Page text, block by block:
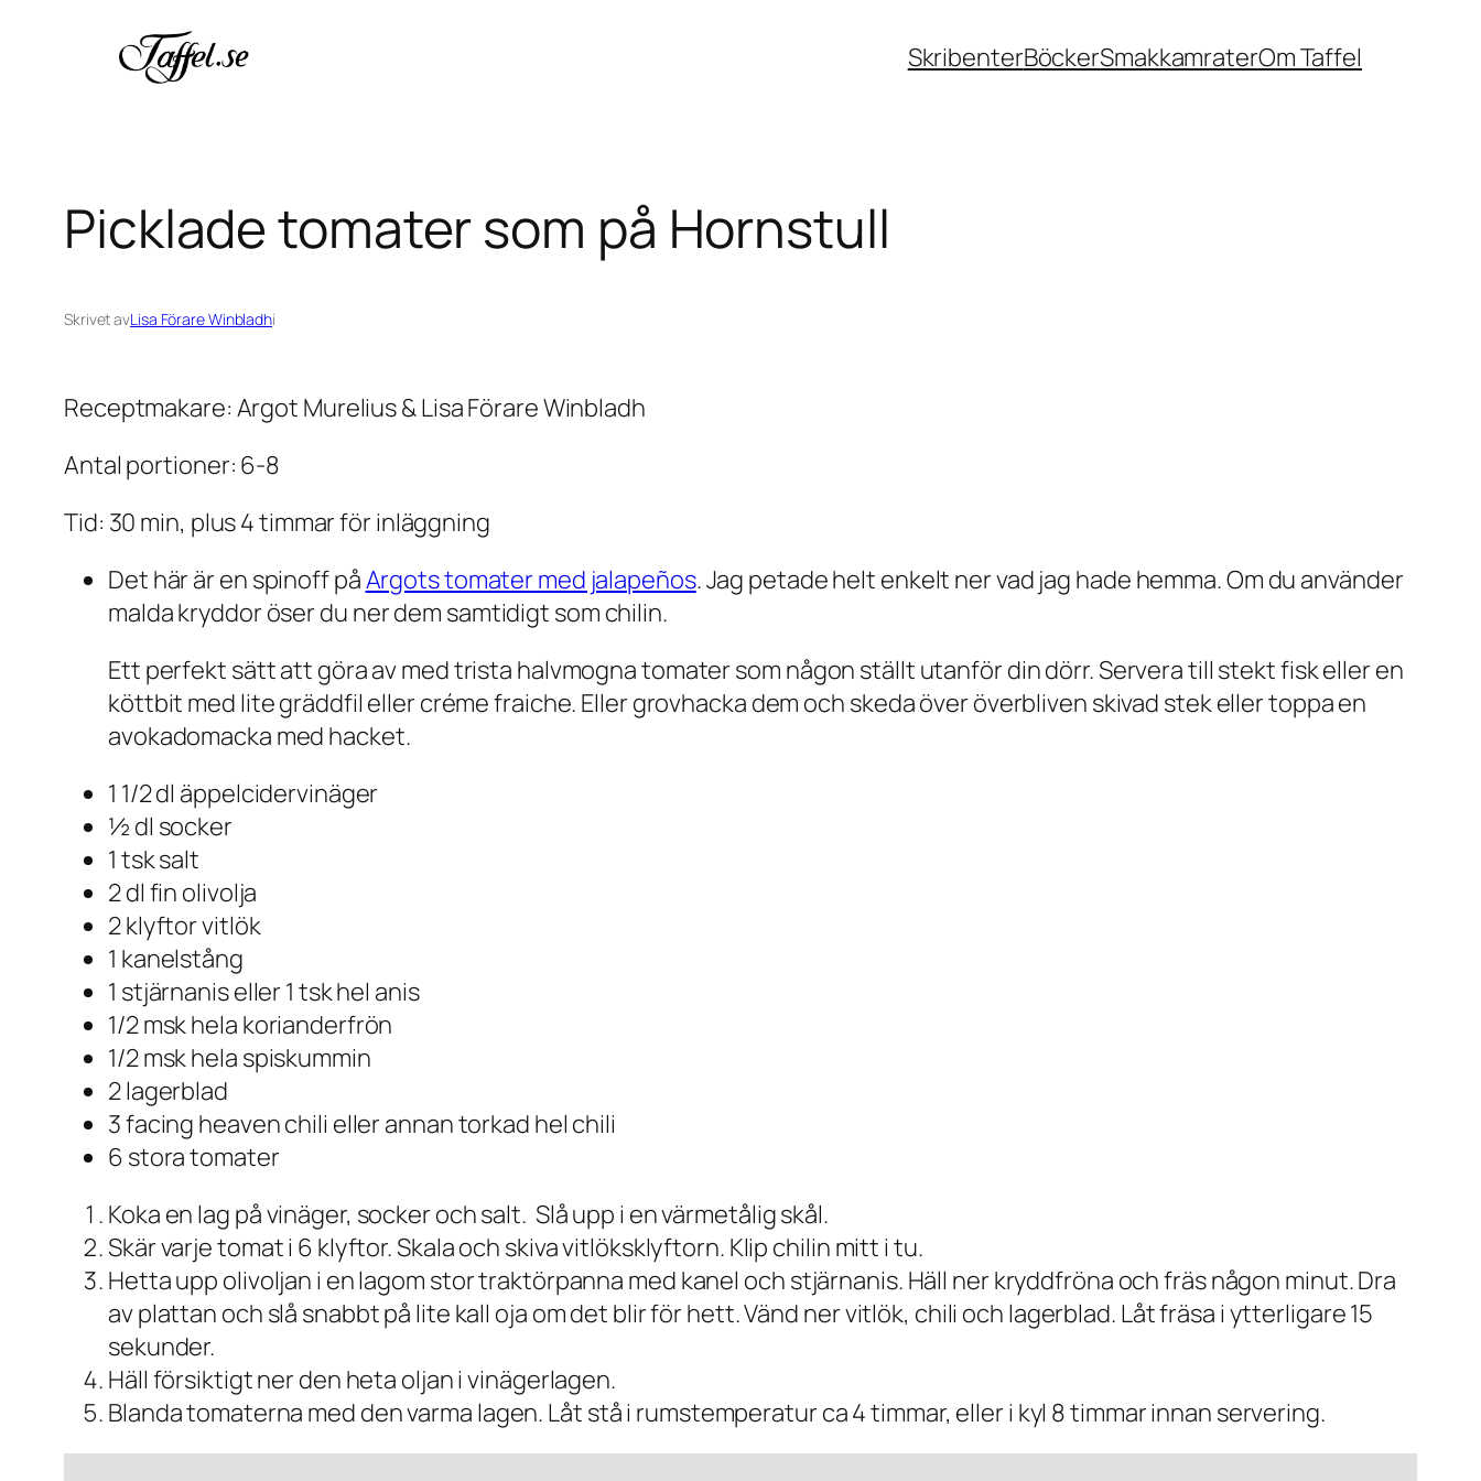
SkribenterBöckerSmakkamraterOm Taffel
Picklade tomater som på Hornstull
Skrivet avLisa Förare Winbladhi
Receptmakare: Argot Murelius & Lisa Förare Winbladh
Antal portioner: 6-8
Tid: 30 min, plus 4 timmar för inläggning
Det här är en spinoff påArgots tomater med jalapeños. Jag petade helt enkelt ner vad jag hade hemma. Om du använder
malda kryddor öser du ner dem samtidigt som chilin.
Ett perfekt sätt att göra av med trista halvmogna tomater som någon ställt utanför din dörr. Servera till stekt fisk eller en
köttbit med lite gräddfil eller créme fraiche. Eller grovhacka dem och skeda över överbliven skivad stek eller toppa en
avokadomacka med hacket.
1 1/2 dl äppelcidervinäger
½ dl socker
1 tsk salt
2 dl fin olivolja
2 klyftor vitlök
1 kanelstång
1 stjärnanis eller 1 tsk hel anis
1/2 msk hela korianderfrön
1/2 msk hela spiskummin
2 lagerblad
3 facing heaven chili eller annan torkad hel chili
6 stora tomater
Koka en lag på vinäger, socker och salt. Slå upp i en värmetålig skål.
Skär varje tomat i 6 klyftor. Skala och skiva vitlöksklyftorn. Klip chilin mitt i tu.
Hetta upp olivoljan i en lagom stor traktörpanna med kanel och stjärnanis. Häll ner kryddfröna och fräs någon minut. Dra
av plattan och slå snabbt på lite kall oja om det blir för hett. Vänd ner vitlök, chili och lagerblad. Låt fräsa i ytterligare 15
sekunder.
Häll försiktigt ner den heta oljan i vinägerlagen.
Blanda tomaterna med den varma lagen. Låt stå i rumstemperatur ca 4 timmar, eller i kyl 8 timmar innan servering.